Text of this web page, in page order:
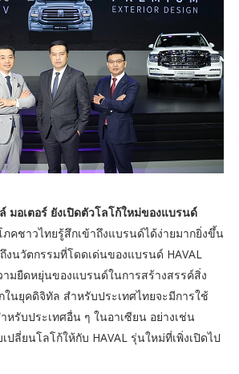
มอเตอร์ ยังเปิดตัวโลโก้ใหม่ของแบรนด์
คชาวไทยรู้สึกเข้าถึงแบรนด์ได้ง่ายมากยิ่งขึ้น
งนวัตกรรมที่โดดเด่นของแบรนด์ HAVAL
ามยืดหยุ่นของแบรนด์ในการสร้างสรรค์สิ่ง
นยุคดิจิทัล สำหรับประเทศไทยจะมีการใช้
รับประเทศอื่น ๆ ในอาเซียน อย่างเช่น
ลี่ยนโลโก้ให้กับ HAVAL รุ่นใหม่ที่เพิ่งเปิดไป